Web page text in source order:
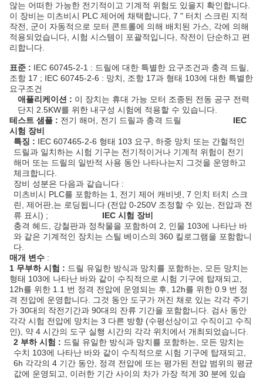
않는 어떠한 가능한 전기적이고 기계적 위험도 있을지 확인합니다.
이 장비는 미츠비시 PLC 제어에 채택합니다, 7 " 터치 스크린 지적
작전, 군이 자동적으로 모터 콘트롤에 의해 배치된 가스, 각에 의해
적용되었습니다, 시험 시스템이 포괄적입니다, 작전이 단순하고 편
리합니다.
표준 : IEC 60745-2-1 : 드릴에 대한 특별한 요구조건과 충격 드릴,
조항 17 ; IEC 60745-2-6 : 망치, 조항 17과 형태 103에 대한 특별한
요구조건
애플리케이션 : 이 장치는 휴대 가능 모터 조종된 전동 공구 전력
단지 2.5KW를 위한 내구성 시험에 적용할 수 있습니다.
테스트 샘플 : 전기 해머, 전기 드릴과 충격 드릴 IEC
시험 장비
특징 : IEC 607465-2-6 형태 103 요구, 하중 망치 또는 간헐적인
드릴과 일치하는 시험 기구는 전기적이거나 기계적 위험이 전기
해머 또는 드릴의 일반적 사용 동안 나타나는지 그것을 운영하고
체크합니다.
장비 성분은 다음과 같습니다 :
미츠비시 PLC를 포함하는 1, 전기 제어 캐비넷, 7 인치 터치 스크
린, 제어판,는 로딩됩니다 (전압 0-250V 조정할 수 있는, 전압과 전
류 표시) ; IEC 시험 장비
충격 헤드, 강철판과 정착물을 포함하여 2, 인물 103에 나타난 바
와 같은 기계적인 장치는 스틸 베이스의 360 킬로그램을 포함합니
다.
매개 변수 :
1 무부하 시험 : 드릴 유일한 방식과 망치를 포함하는, 모든 망치는
형태 103에 나타난 바와 같이 수직적으로 시험 기구에 탑재되고,
12h를 위한 1.1 번 정격 전압에 운영되는 후, 12h를 위한 0.9 번 정
격 전압에 운영합니다. 그것 동안 도구가 꺼진 채로 있는 각각 주기
가 30대의 작전기간과 90대의 잔류 기간을 포함합니다. 검사 동안
각각 시험 전압에 망치는 3 다른 방향 (수평선상이고 수직이고 수직
인), 약 4 시간의 도구 실행 시간의 각각 위치에서 개최되었습니다.
2 부하 시험 : 드릴 유일한 방식과 망치를 포함하는, 모든 망치는
수치 103에 나타난 바와 같이 수직적으로 시험 기구에 탑재되고,
6h 각각의 4 기간 동안, 정격 전압에 또는 평가된 전압 범위의 평균
값에 운영되고, 이러한 기간 사이의 차가 가장 적게 30 분에 있습